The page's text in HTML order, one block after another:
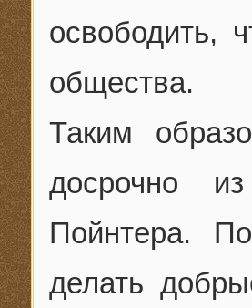
освободить,
общества.
Таким
досрочно
Пойнтера.
делать